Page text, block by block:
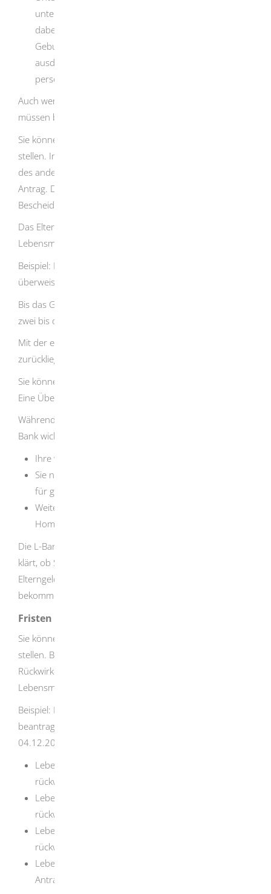
unterschriebenen Antrag an die L-Bank. Denken Sie
dabei bitte an weitere Unterlagen, zum Beispiel die
Geburtsurkunde. Sie können den Antrag nicht selbst
ausdrucken? Dann sendet Ihnen die L-Bank Ihre
persönlichen Unterlagen per Post zu.
Auch wenn nur ein Elternteil Elterngeld beantragt,
müssen beide Elternteile den Antrag unterschreiben.
Sie können für jeden Elternteil einen separaten Antrag
stellen. In diesem Fall muss jeder Elternteil den Antrag
des anderen unterschreiben. Die L-Bank prüft Ihren
Antrag. Danach schickt sie Ihnen einen persönlichen
Bescheid.
Das Elterngeld bekommen Sie zu Beginn jedes
Lebensmonats Ihres Kindes, nicht jeden Monatsersten.
Beispiel: Ihr Kind ist am 15. geboren. Die Bundeskasse
überweist das Geld also am 15. jedes Monats.
Bis das Geld auf Ihrem Konto ist, vergehen in der Regel
zwei bis drei Werktage.
Mit der ersten Zahlung überweist die Bundeskasse auch
zurückliegende Monate.
Sie können den Termin für die Auszahlung nicht ändern.
Eine Überweisung als Einmalbetrag ist nicht möglich.
Während Sie Elterngeld bekommen, müssen Sie der L-
Bank wichtige Änderungen mitteilen:
Ihre wöchentliche Arbeitszeit ändert sich.
Sie nehmen eine Erwerbtstätigkeit auf. Dies gilt auch
für geringfügige oder kurzfristige Tätigkeiten.
Weitere Mitteilungspflichten finden Sie auf der
Homepage der Elterngeldstelle
Die L-Bank prüft dann Ihren Anspruch auf Elterngeld. Sie
klärt, ob Sie zusätzliches Elterngeld oder weniger
Elterngeld bekommen. Haben Sie zu viel Elterngeld
bekommen, müssen Sie es zurückzahlen.
Fristen
Sie können den Elterngeld-Antrag erst nach der Geburt
stellen. Beantragen Sie das Elterngeld möglichst bald.
Rückwirkend erhalten Sie es nur für maximal drei
Lebensmonate.
Beispiel: Ihr Kind wurde am 10.08.2024 geboren. Sie
beantragen Elterngeld ab der Geburt. Der Antrag ist am
04.12.2024 bei der L-Bank.
Lebensmonat: 10.08.2024–09.09.2024: 3. Monat
rückwirkend
Lebensmonat: 10.09.2024–09.10.2024: 2. Monat
rückwirkend
Lebensmonat: 10.10.2024–09.11.2024: 1. Monat
rückwirkend
Lebensmonat: 10.11.2024–09.12.2024:
Antragseingang